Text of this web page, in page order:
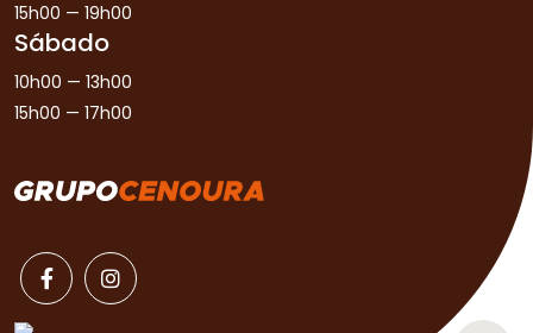
15h00 — 19h00
Sábado
10h00 — 13h00
15h00 — 17h00